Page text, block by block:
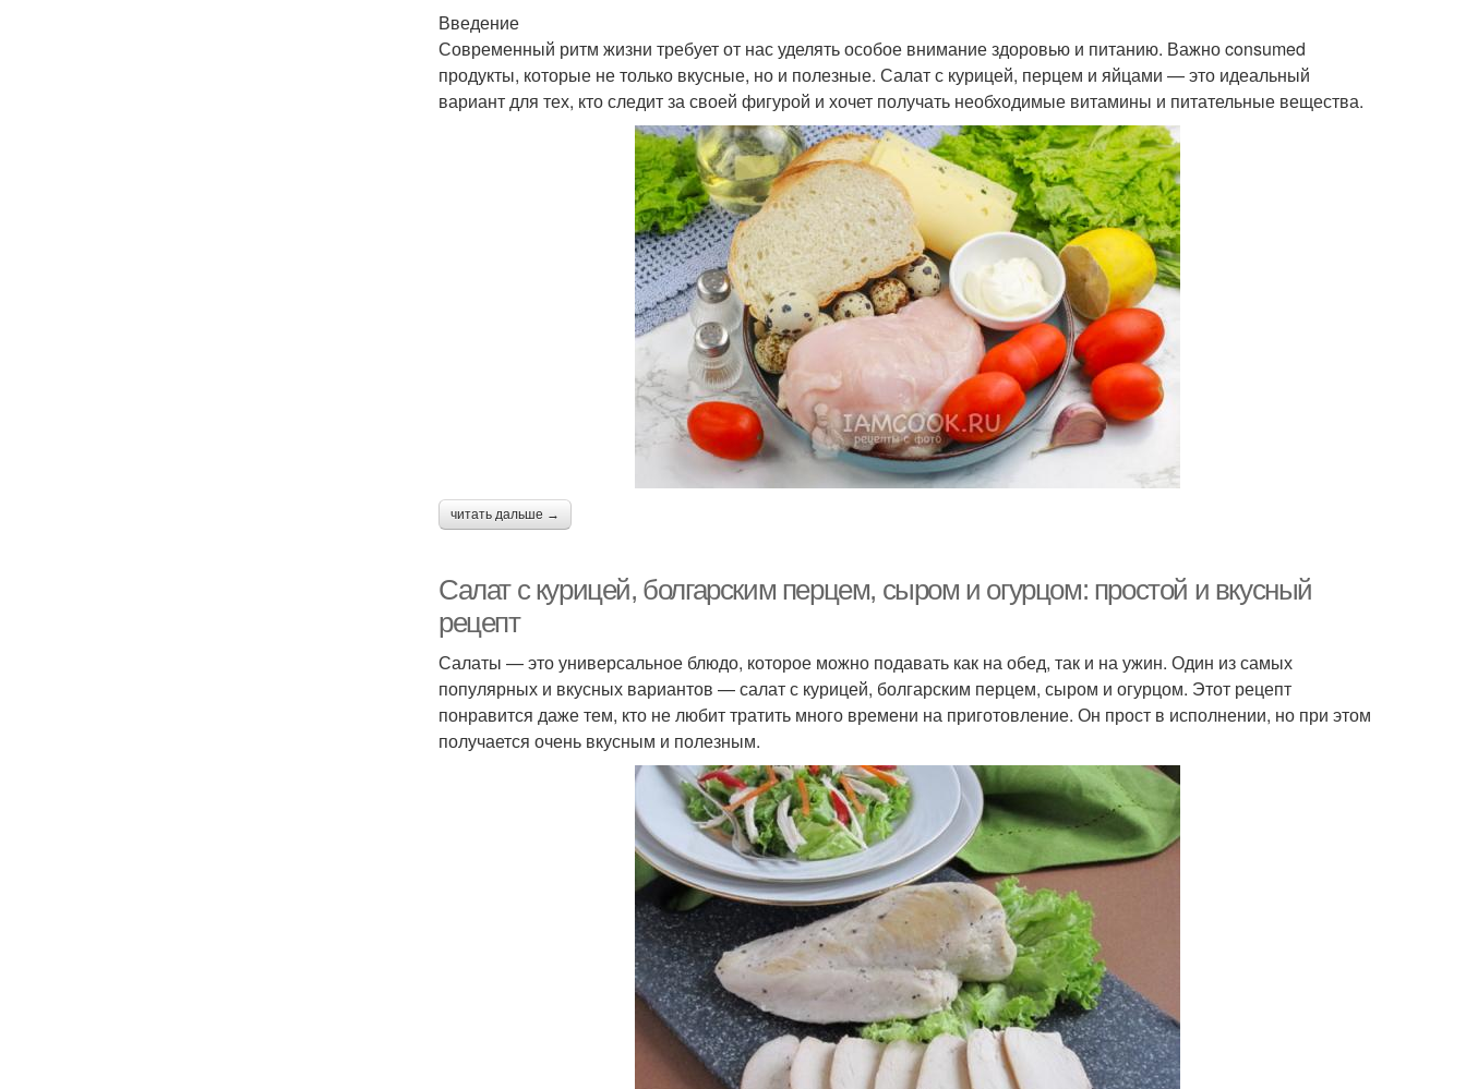
Введение
Современный ритм жизни требует от нас уделять особое внимание здоровью и питанию. Важно consumed
продукты, которые не только вкусные, но и полезные. Салат с курицей, перцем и яйцами — это идеальный
вариант для тех, кто следит за своей фигурой и хочет получать необходимые витамины и питательные вещества.
читать дальше →
Салат с курицей, болгарским перцем, сыром и огурцом: простой и вкусный
рецепт
Салаты — это универсальное блюдо, которое можно подавать как на обед, так и на ужин. Один из самых
популярных и вкусных вариантов — салат с курицей, болгарским перцем, сыром и огурцом. Этот рецепт
понравится даже тем, кто не любит тратить много времени на приготовление. Он прост в исполнении, но при этом
получается очень вкусным и полезным.